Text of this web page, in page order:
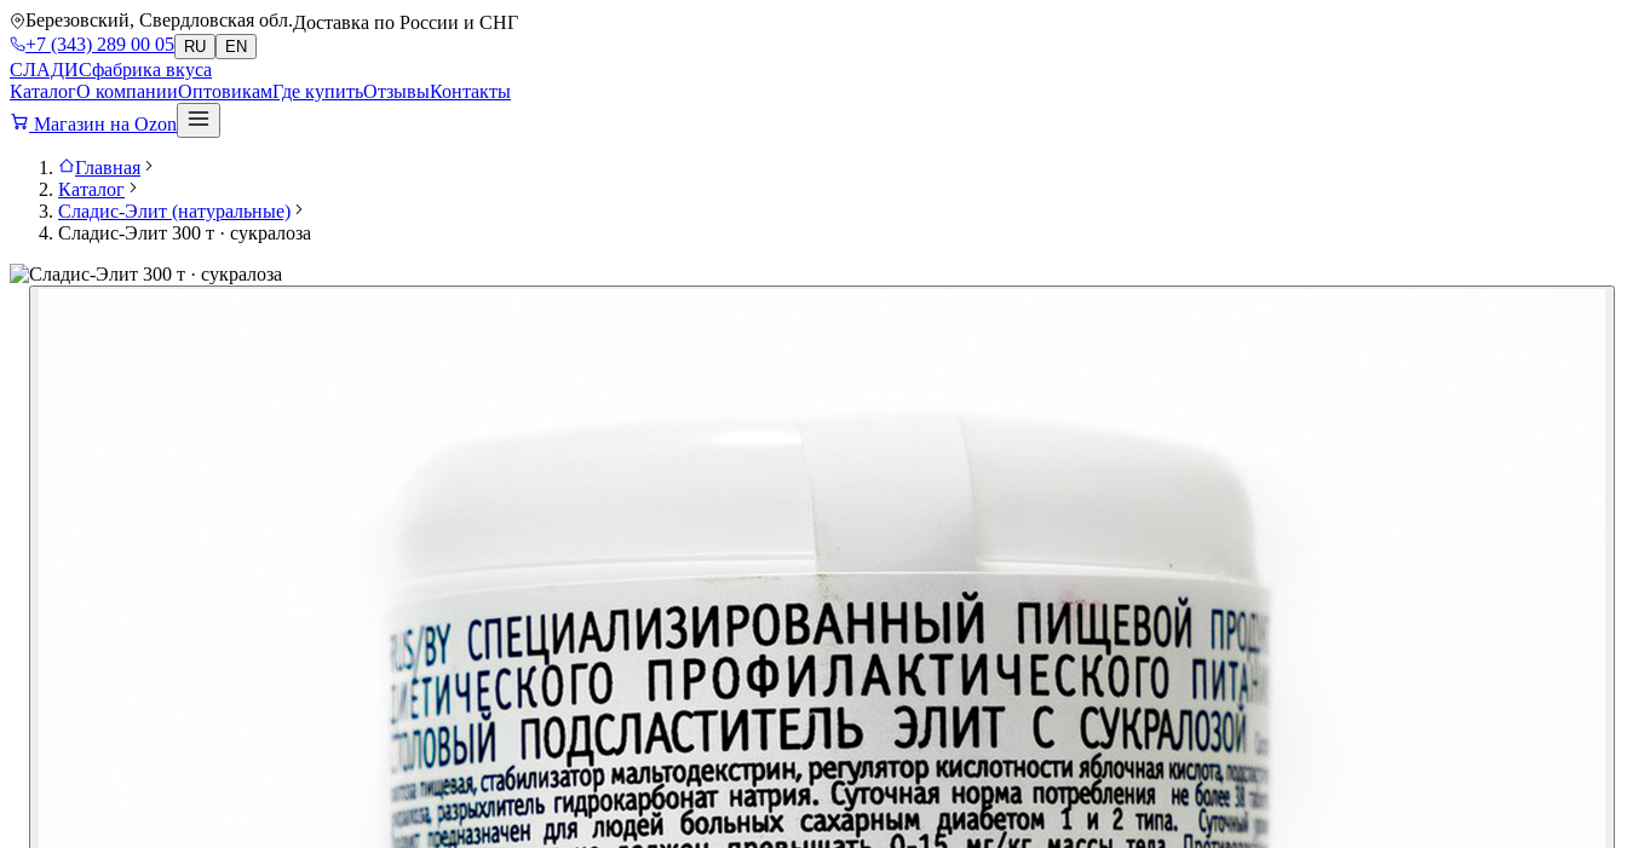
Березовский, Свердловская обл.Доставка по России и СНГ
+7 (343) 289 00 05
RU EN
СЛАДИСфабрика вкуса
КаталогО компанииОптовикамГде купитьОтзывыКонтакты
Магазин на Ozon
Главная
Каталог
Сладис-Элит (натуральные)
Сладис-Элит 300 т · сукралоза